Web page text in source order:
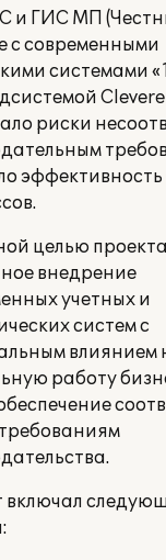
и ГИС МП
с современными
системами
риски
эффективность
целью
внедрение
учетных и
систем с
влиянием
работу
включал